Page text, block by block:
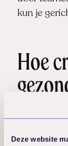
Deze website
kun je
Hoe